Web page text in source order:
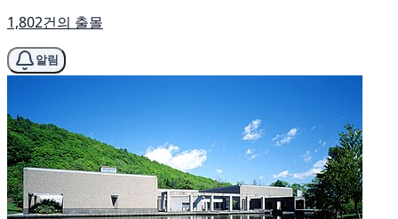
1,802건의 출몰
알림